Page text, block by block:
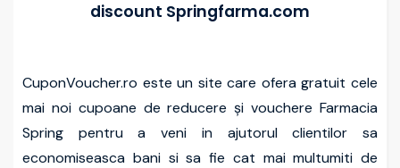
discount Springfarma.com
CuponVoucher.ro este un site care ofera gratuit cele
mai noi cupoane de reducere și vouchere Farmacia
Spring pentru a veni in ajutorul clientilor sa
economiseasca bani si sa fie cat mai multumiti de